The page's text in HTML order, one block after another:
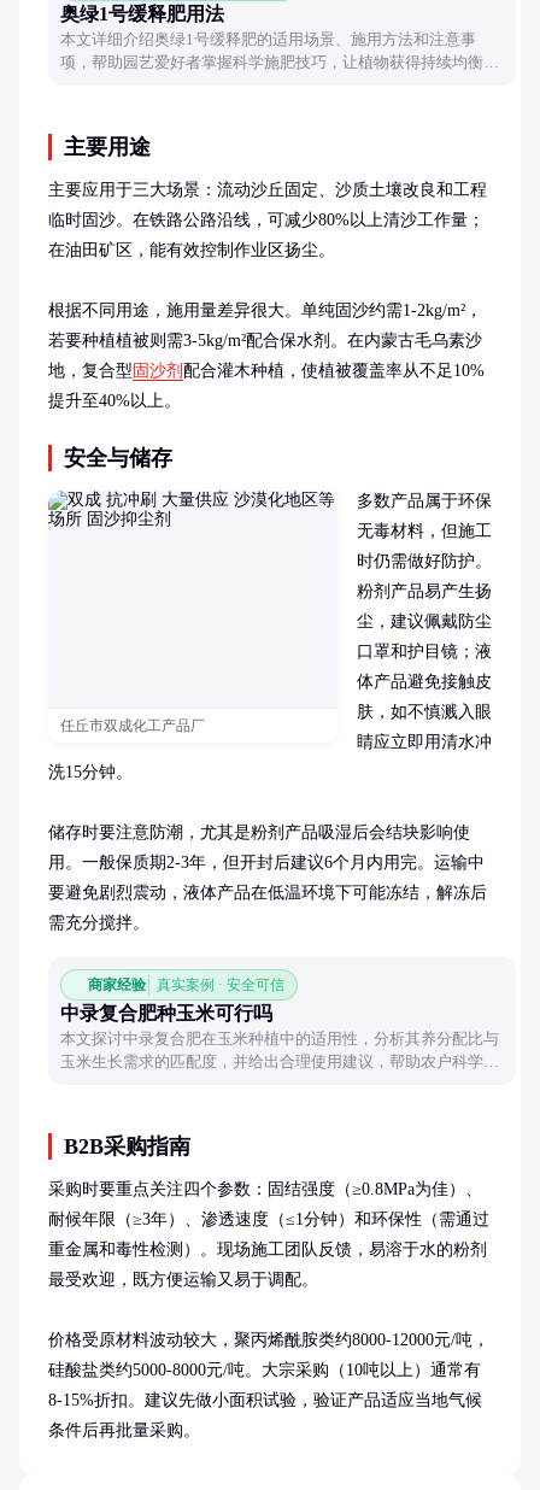
奥绿1号缓释肥用法
本文详细介绍奥绿1号缓释肥的适用场景、施用方法和注意事
项，帮助园艺爱好者掌握科学施肥技巧，让植物获得持续均衡的
主要用途
主要应用于三大场景：流动沙丘固定、沙质土壤改良和工程
临时固沙。在铁路公路沿线，可减少80%以上清沙工作量；
在油田矿区，能有效控制作业区扬尘。
根据不同用途，施用量差异很大。单纯固沙约需1-2kg/m²，
若要种植植被则需3-5kg/m²配合保水剂。在内蒙古毛乌素沙
地，复合型 固沙剂 配合灌木种植，使植被覆盖率从不足10%
提升至40%以上。
安全与储存
任丘市双成化工产品厂
多数产品属于环保
无毒材料，但施工
时仍需做好防护。
粉剂产品易产生扬
尘，建议佩戴防尘
口罩和护目镜；液
体产品避免接触皮
肤，如不慎溅入眼
睛应立即用清水冲
洗15分钟。
储存时要注意防潮，尤其是粉剂产品吸湿后会结块影响使
用。一般保质期2-3年，但开封后建议6个月内用完。运输中
要避免剧烈震动，液体产品在低温环境下可能冻结，解冻后
需充分搅拌。
商家经验 真实案例 · 安全可信
中录复合肥种玉米可行吗
本文探讨中录复合肥在玉米种植中的适用性，分析其养分配比与
玉米生长需求的匹配度，并给出合理使用建议，帮助农户科学选
B2B采购指南
采购时要重点关注四个参数：固结强度（≥0.8MPa为佳）、
耐候年限（≥3年）、渗透速度（≤1分钟）和环保性（需通过
重金属和毒性检测）。现场施工团队反馈，易溶于水的粉剂
最受欢迎，既方便运输又易于调配。
价格受原材料波动较大，聚丙烯酰胺类约8000-12000元/吨，
硅酸盐类约5000-8000元/吨。大宗采购（10吨以上）通常有
8-15%折扣。建议先做小面积试验，验证产品适应当地气候
条件后再批量采购。